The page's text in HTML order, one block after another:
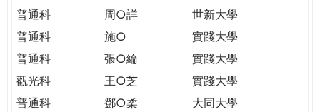
普通科
周○詳
世新大學
普通科
施○
實踐大學
普通科
張○綸
實踐大學
觀光科
王○芝
實踐大學
普通科
鄧○柔
大同大學